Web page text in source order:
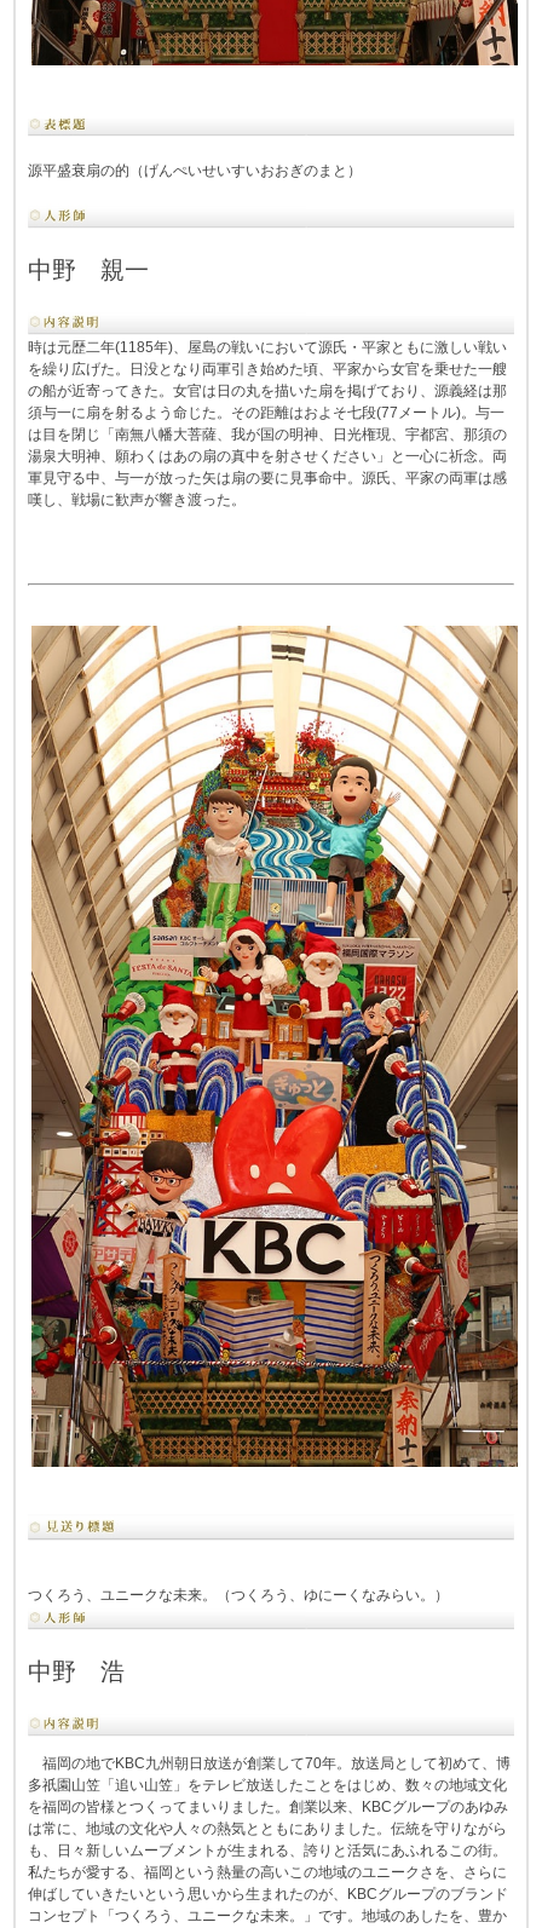
源平盛衰扇の的（げんぺいせいすいおおぎのまと）
中野 親一
時は元歴二年(1185年)、屋島の戦いにおいて源氏・平家ともに激しい戦い
を繰り広げた。日没となり両軍引き始めた頃、平家から女官を乗せた一艘
の船が近寄ってきた。女官は日の丸を描いた扇を掲げており、源義経は那
須与一に扇を射るよう命じた。その距離はおよそ七段(77メートル)。与一
は目を閉じ「南無八幡大菩薩、我が国の明神、日光権現、宇都宮、那須の
湯泉大明神、願わくはあの扇の真中を射させください」と一心に祈念。両
軍見守る中、与一が放った矢は扇の要に見事命中。源氏、平家の両軍は感
嘆し、戦場に歓声が響き渡った。
つくろう、ユニークな未来。（つくろう、ゆにーくなみらい。）
中野 浩
福岡の地でKBC九州朝日放送が創業して70年。放送局として初めて、博
多祇園山笠「追い山笠」をテレビ放送したことをはじめ、数々の地域文化
を福岡の皆様とつくってまいりました。創業以来、KBCグループのあゆみ
は常に、地域の文化や人々の熱気とともにありました。伝統を守りながら
も、日々新しいムーブメントが生まれる、誇りと活気にあふれるこの街。
私たちが愛する、福岡という熱量の高いこの地域のユニークさを、さらに
伸ばしていきたいという思いから生まれたのが、KBCグループのブランド
コンセプト「つくろう、ユニークな未来。」です。地域のあしたを、豊か